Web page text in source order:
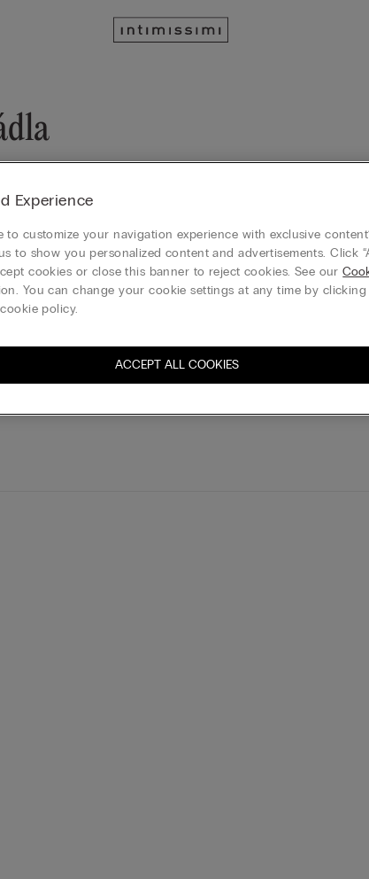
Experience
to customize your navigation experience with exclusive
to show you personalized content and advertisements. Click
cookies or close this banner to reject cookies. See our
You can change your cookie settings at any time by
policy.
ACCEPT ALL COOKIES